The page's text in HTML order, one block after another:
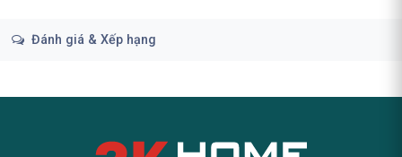
Đánh giá & Xếp hạng